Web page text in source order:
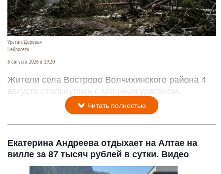
Ураган. Деревья
Нейросети
6 августа 2026 в 19:20
Жители села Вострово Волчихинского района 4
августа столкнулись с мощным ураганом.
Читать полностью
Екатерина Андреева отдыхает на Алтае на
вилле за 87 тысяч рублей в сутки. Видео